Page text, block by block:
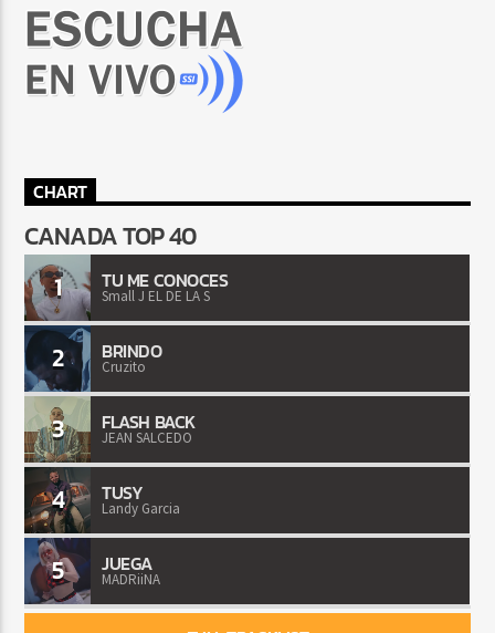
CHART
CANADA TOP 40
1 TU ME CONOCES
Small J EL DE LA S
2 BRINDO
Cruzito
3 FLASH BACK
JEAN SALCEDO
4 TUSY
Landy Garcia
5 JUEGA
MADRiiNA